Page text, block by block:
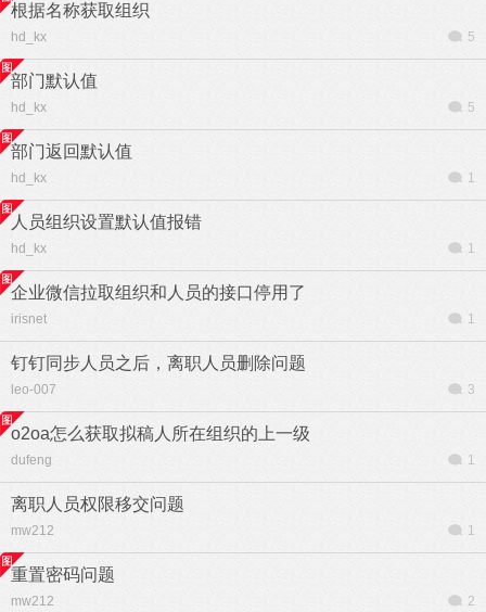
根据名称获取组织
hd_kx 5
部门默认值
hd_kx 5
部门返回默认值
hd_kx 1
人员组织设置默认值报错
hd_kx 1
企业微信拉取组织和人员的接口停用了
irisnet 1
钉钉同步人员之后，离职人员删除问题
leo-007 3
o2oa怎么获取拟稿人所在组织的上一级
dufeng 1
离职人员权限移交问题
mw212 1
重置密码问题
mw212 2